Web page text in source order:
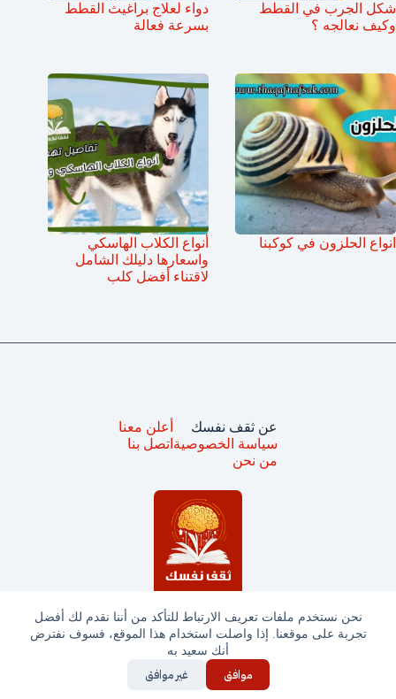
نحن نستخدم ملفات تعريف الارتباط للتأكد من أننا نقدم لك أفضل
تجربة على موقعنا. إذا واصلت استخدام هذا الموقع، فسوف نفترض
أنك سعيد به
موافق غير موافق
شكل الجرب في القطط
وكيف نعالجه ؟
دواء لعلاج براغيث القطط
بسرعة فعالة
انواع الحلزون في كوكبنا
أنواع الكلاب الهاسكي
واسعارها دليلك الشامل
لاقتناء أفضل كلب
جميع الحقوق محفوظة © ثقف نفسك 2025
عن ثقف نفسك
سياسة الخصوصية
من نحن
أعلن معنا
اتصل بنا